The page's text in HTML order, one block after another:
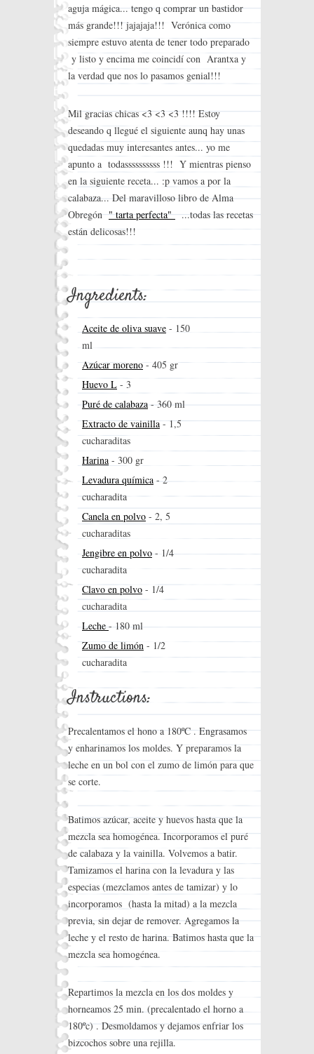
aguja mágica... tengo q comprar un bastidor
más grande!!! jajajaja!!! Verónica como
siempre estuvo atenta de tener todo preparado
y listo y encima me coincidí con Arantxa y
la verdad que nos lo pasamos genial!!!
Mil gracias chicas <3 <3 <3 !!!! Estoy
deseando q llegué el siguiente aunq hay unas
quedadas muy interesantes antes... yo me
apunto a todassssssssss !!! Y mientras pienso
en la siguiente receta... :p vamos a por la
calabaza... Del maravilloso libro de Alma
Obregón" tarta perfecta"...todas las recetas
están delicosas!!!
Ingredients:
Aceite de oliva suave- 150
ml
Azúcar moreno- 405 gr
Huevo L- 3
Puré de calabaza- 360 ml
Extracto de vainilla-1,5
cucharaditas
Harina- 300 gr
Levadura química- 2
cucharadita
Canela en polvo- 2, 5
cucharaditas
Jengibre en polvo- 1/4
cucharadita
Clavo en polvo- 1/4
cucharadita
Leche-180 ml
Zumo de limón - 1/2
cucharadita
Instructions:
Precalentamos el hono a 180ºC . Engrasamos
y enharinamos los moldes. Y preparamos la
leche en un bol con el zumo de limón para que
se corte.
Batimos azúcar, aceite y huevos hasta que la
mezcla sea homogénea. Incorporamos el puré
de calabaza y la vainilla. Volvemos a batir.
Tamizamos el harina con la levadura y las
especias (mezclamos antes de tamizar) y lo
incorporamos (hasta la mitad) a la mezcla
previa, sin dejar de remover. Agregamos la
leche y el resto de harina. Batimos hasta que la
mezcla sea homogénea.
Repartimos la mezcla en los dos moldes y
horneamos 25 min. (precalentado el horno a
180ºc) . Desmoldamos y dejamos enfriar los
bizcochos sobre una rejilla.